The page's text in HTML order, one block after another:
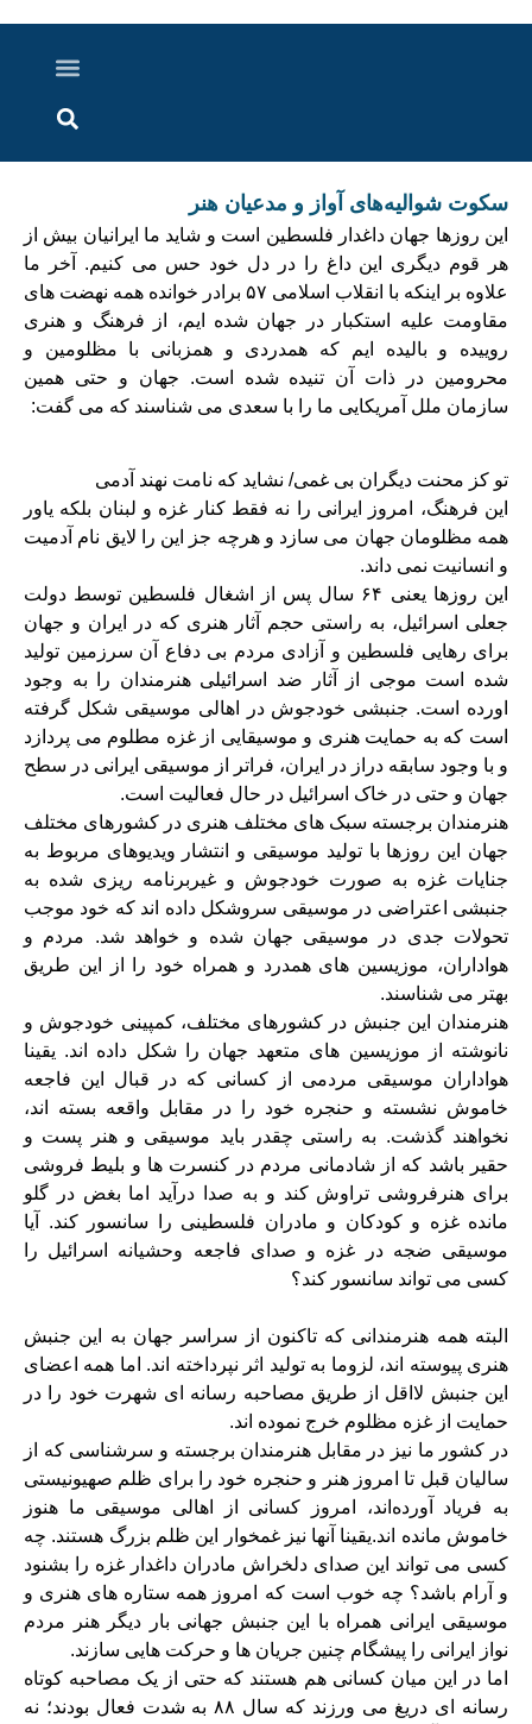
سکوت شوالیه‌های آواز و مدعیان هنر
این روزها جهان داغدار فلسطین است و شاید ما ایرانیان بیش از
هر قوم دیگری این داغ را در دل خود حس می کنیم. آخر ما
علاوه بر اینکه با انقلاب اسلامی ۵۷ برادر خوانده همه نهضت های
مقاومت علیه استکبار در جهان شده ایم، از فرهنگ و هنری
روییده و بالیده ایم که همدردی و همزبانی با مظلومین و
محرومین در ذات آن تنیده شده است. جهان و حتی همین
سازمان ملل آمریکایی ما را با سعدی می شناسند که می گفت:
تو کز محنت دیگران بی غمی/ نشاید که نامت نهند آدمی
این فرهنگ، امروز ایرانی را نه فقط کنار غزه و لبنان بلکه یاور
همه مظلومان جهان می سازد و هرچه جز این را لایق نام آدمیت
و انسانیت نمی داند.
این روزها یعنی ۶۴ سال پس از اشغال فلسطین توسط دولت
جعلی اسرائیل، به راستی حجم آثار هنری که در ایران و جهان
برای رهایی فلسطین و آزادی مردم بی دفاع آن سرزمین تولید
شده است موجی از آثار ضد اسرائیلی هنرمندان را به وجود
اورده است. جنبشی خودجوش در اهالی موسیقی شکل گرفته
است که به حمایت هنری و موسیقایی از غزه مطلوم می پردازد
و با وجود سابقه دراز در ایران، فراتر از موسیقی ایرانی در سطح
جهان و حتی در خاک اسرائیل در حال فعالیت است.
هنرمندان برجسته سبک های مختلف هنری در کشورهای مختلف
جهان این روزها با تولید موسیقی و انتشار ویدیوهای مربوط به
جنایات غزه به صورت خودجوش و غیربرنامه ریزی شده به
جنبشی اعتراضی در موسیقی سروشکل داده اند که خود موجب
تحولات جدی در موسیقی جهان شده و خواهد شد. مردم و
هواداران، موزیسین های همدرد و همراه خود را از این طریق
بهتر می شناسند.
هنرمندان این جنبش در کشورهای مختلف، کمپینی خودجوش و
نانوشته از موزیسین های متعهد جهان را شکل داده اند. یقینا
هواداران موسیقی مردمی از کسانی که در قبال این فاجعه
خاموش نشسته و حنجره خود را در مقابل واقعه بسته اند،
نخواهند گذشت. به راستی چقدر باید موسیقی و هنر پست و
حقیر باشد که از شادمانی مردم در کنسرت ها و بلیط فروشی
برای هنرفروشی تراوش کند و به صدا درآید اما بغض در گلو
مانده غزه و کودکان و مادران فلسطینی را سانسور کند. آیا
موسیقی ضجه در غزه و صدای فاجعه وحشیانه اسرائیل را
کسی می تواند سانسور کند؟
البته همه هنرمندانی که تاکنون از سراسر جهان به این جنبش
هنری پیوسته اند، لزوما به تولید اثر نپرداخته اند. اما همه اعضای
این جنبش لااقل از طریق مصاحبه رسانه ای شهرت خود را در
حمایت از غزه مظلوم خرج نموده اند.
در کشور ما نیز در مقابل هنرمندان برجسته و سرشناسی که از
سالیان قبل تا امروز هنر و حنجره خود را برای ظلم صهیونیستی
به فریاد آورده‌اند، امروز کسانی از اهالی موسیقی ما هنوز
خاموش مانده اند.یقینا آنها نیز غمخوار این ظلم بزرگ هستند. چه
کسی می تواند این صدای دلخراش مادران داغدار غزه را بشنود
و آرام باشد؟ چه خوب است که امروز همه ستاره های هنری و
موسیقی ایرانی همراه با این جنبش جهانی بار دیگر هنر مردم
نواز ایرانی را پیشگام چنین جریان ها و حرکت هایی سازند.
اما در این میان کسانی هم هستند که حتی از یک مصاحبه کوتاه
رسانه ای دریغ می ورزند که سال ۸۸ به شدت فعال بودند؛ نه